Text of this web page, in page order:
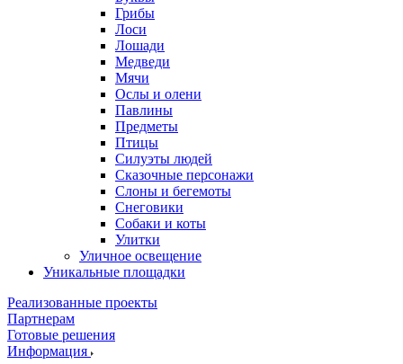
Грибы
Лоси
Лошади
Медведи
Мячи
Ослы и олени
Павлины
Предметы
Птицы
Силуэты людей
Сказочные персонажи
Слоны и бегемоты
Снеговики
Собаки и коты
Улитки
Уличное освещение
Уникальные площадки
Реализованные проекты
Партнерам
Готовые решения
Информация